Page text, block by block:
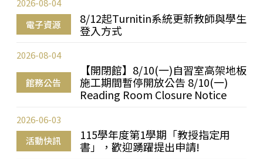
電子資源
8/12起Turnitin系統更新教師與學生
登入方式
2026-08-04
館務公告
【開閉館】8/10(一)自習室高架地板
施工期間暫停開放公告 8/10(一)
Reading Room Closure Notice
2026-08-04
活動快訊
115學年度第1學期「教授指定用
書」，歡迎踴躍提出申請!
2026-06-03